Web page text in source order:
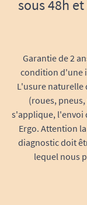
bon produit,
A. Anonymous
sous 48h
Garantie de 2
condition d'une
L'usure naturelle
(roues,
s'applique, l'envoi
Ergo. Attention
diagnostic doit
lequel nous